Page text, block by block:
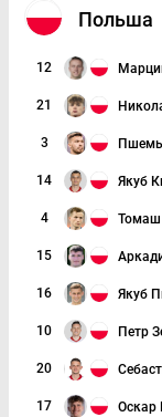
Польша
12
21
3
14 Якуб
4 Томаш
15
16 Якуб
10 Петр
20
17 Оскар